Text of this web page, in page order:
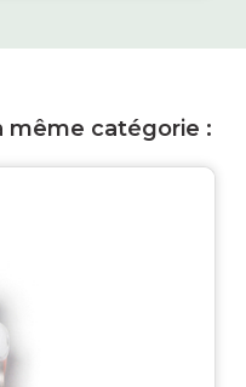
même catégorie :